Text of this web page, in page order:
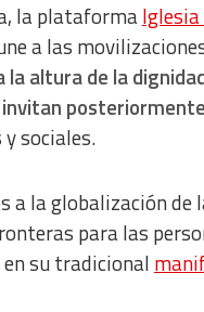
la plataforma
a las
la altura de la
sociales.
a la globalización
para las
su tradicional